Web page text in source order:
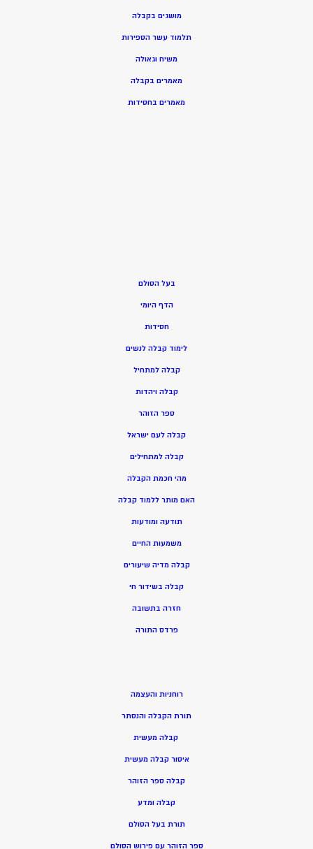
מושגים בקבלה
תלמוד עשר הספירות
משיח וגאולה
מאמרים בקבלה
מאמרים בחסידות
בעל הסולם
הדף היומי
חסידות
לימוד קבלה לנשים
קבלה למתחיל
קבלה ויהדות
ספר הזוהר
קבלה לעם ישראל
קבלה למתחילים
מהי חכמת הקבלה
האם מותר ללמוד קבלה
תודעה ומודעות
משמעות החיים
קבלה מדיה שיעורים
קבלה בשידור חי
חזרה בתשובה
פרדס התורה
רוחניות והעצמה
תורת הקבלה והנסתר
קבלה מעשית
איסור קבלה מעשית
קבלה ספר הזוהר
קבלה ומדע
תורת בעל הסולם
ספר הזוהר עם פירוש הסולם